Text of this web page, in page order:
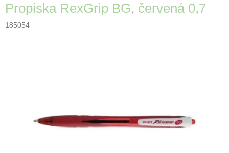
Dekorace
a
doplňky
Propiska RexGrip BG, červená 0,7
185054